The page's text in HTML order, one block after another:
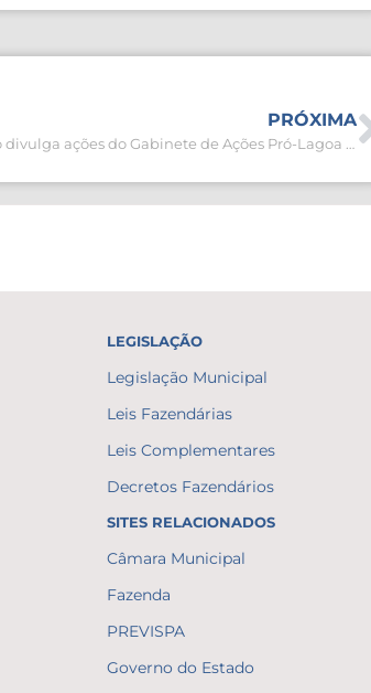
PRÓXIMA
LEGISLAÇÃO
Legislação Municipal
Leis Fazendárias
Leis Complementares
Decretos Fazendários
SITES RELACIONADOS
Câmara Municipal
Fazenda
PREVISPA
Governo do Estado